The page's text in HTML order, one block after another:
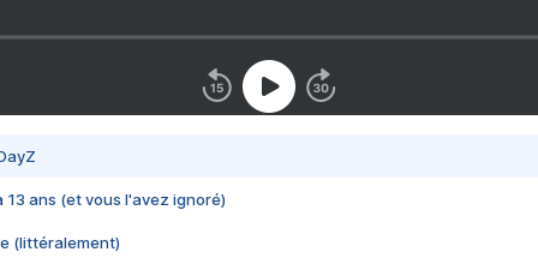
13 ans (et vous l'avez ignoré)
(littéralement)